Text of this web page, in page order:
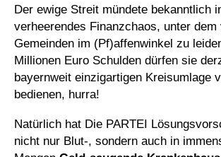
Der ewige Streit mündete bekanntlich
verheerendes Finanzchaos, unter
Gemeinden im (Pf)affenwinkel zu
Millionen Euro Schulden dürfen sie
bayernweit einzigartigen Kreisumlage
bedienen, hurra!
Natürlich hat Die PARTEI
nicht nur Blut-, sondern auch in